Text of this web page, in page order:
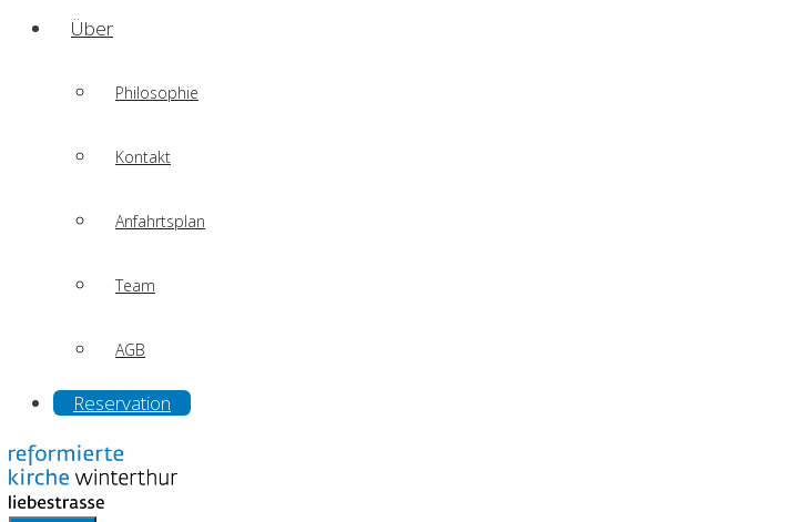
Über
Philosophie
Kontakt
Anfahrtsplan
Team
AGB
Reservation